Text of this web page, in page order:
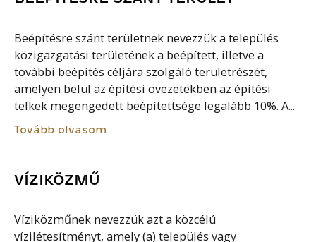
Beépítésre szánt területnek nevezzük a település
közigazgatási területének a beépített, illetve a
további beépítés céljára szolgáló területrészét,
amelyen belül az építési övezetekben az építési
telkek megengedett beépítettsége legalább 10%. A...
Tovább olvasom
VÍZIKÖZMŰ
Víziközműnek nevezzük azt a közcélú
vízilétesítményt, amely (a) település vagy